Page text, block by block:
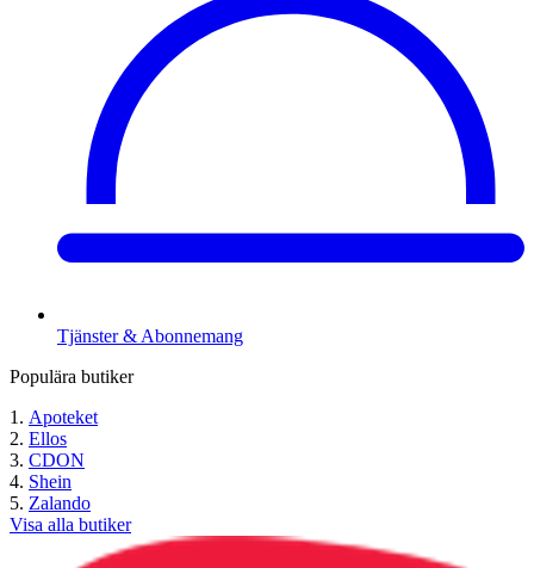
Tjänster & Abonnemang
Populära butiker
Apoteket
Ellos
CDON
Shein
Zalando
Visa alla butiker